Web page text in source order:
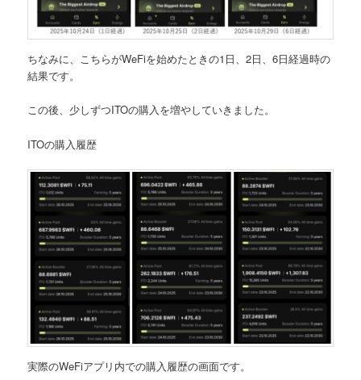
ちなみに、こちらがWeFiを始めたときの1日、2日、6日経過時の
結果です。
この後、少しずつITOの購入を増やしていきました。
ITOの購入履歴
実際のWeFiアプリ内での購入履歴の画面です。